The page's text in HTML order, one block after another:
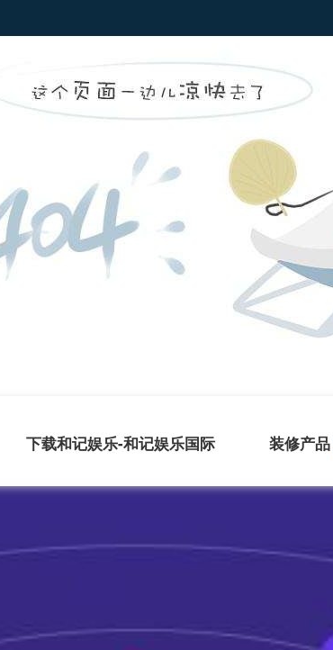
下载和记娱乐-和记娱乐国际 装修产品